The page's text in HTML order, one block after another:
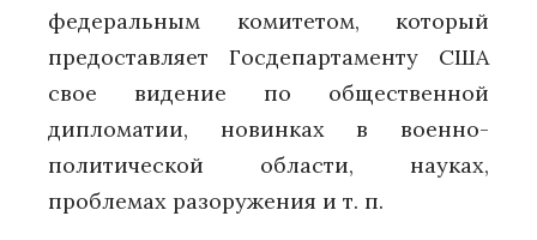
федеральным комитетом, который
предоставляет Госдепартаменту США
свое видение по общественной
дипломатии, новинках в военно-
политической области, науках,
проблемах разоружения и т. п.